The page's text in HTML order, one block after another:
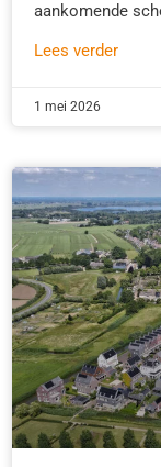
aankomende
Lees verder
1 mei 2026